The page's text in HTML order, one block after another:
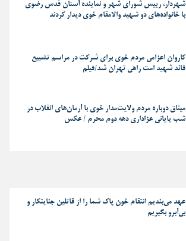
شهردار، رییس شورای شهر و نماینده آستان قدس رضوی
با خانواده‌های دو شهید والامقام خوی دیدار کردند
کاروان اعزامی مردم خوی برای شرکت در مراسم تشییع
قائد شهید امت راهی تهران شد/فیلم
میثاق دوباره مردم ولایت‌مدار خوی با آرمان‌های انقلاب در
شب پایانی عزاداری دهه دوم محرم / عکس
عهد می‌بندیم انتقام خون پاک شما را از قاتلین جنایتکار و
بی‌آبرو بگیریم